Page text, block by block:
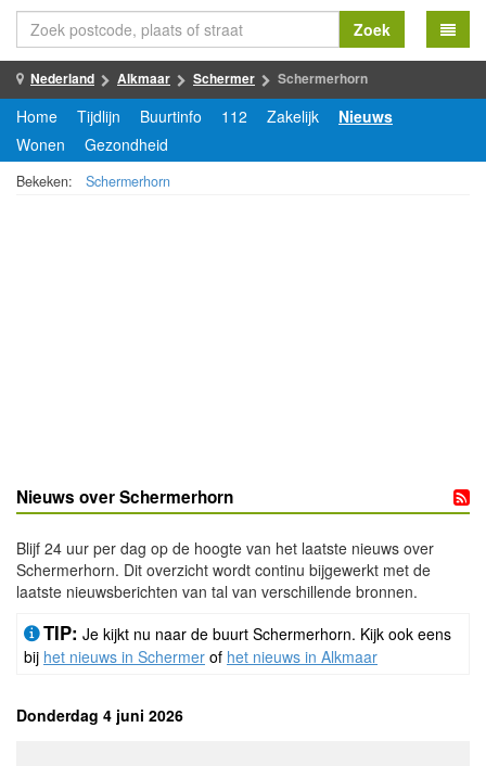
Zoek
Nederland Alkmaar Schermer Schermerhorn
Home Tijdlijn Buurtinfo 112 Zakelijk
Nieuws
Wonen
Gezondheid
Bekeken: Schermerhorn
Nieuws over Schermerhorn
Blijf 24 uur per dag op de hoogte van het laatste nieuws over
Schermerhorn. Dit overzicht wordt continu bijgewerkt met de
laatste nieuwsberichten van tal van verschillende bronnen.
TIP: Je kijkt nu naar de buurt Schermerhorn. Kijk ook eens
bij het nieuws in Schermer of het nieuws in Alkmaar
Donderdag 4 juni 2026